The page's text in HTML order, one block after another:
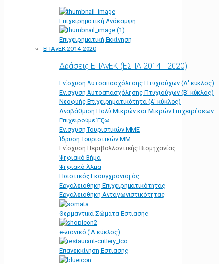
Επιχειρηματική Ανάκαμψη
Επιχειρηματική Εκκίνηση
ΕΠΑνΕΚ 2014-2020
Δράσεις ΕΠΑνΕΚ (ΕΣΠΑ 2014 - 2020)
Ενίσχυση Αυτοαπασχόλησης Πτυχιούχων (Α' κύκλος)
Ενίσχυση Αυτοαπασχόλησης Πτυχιούχων (Β' κύκλος)
Νεοφυής Επιχειρηματικότητα (Α' κύκλος)
Αναβάθμιση Πολύ Μικρών και Μικρών Επιχειρήσεων
Επιχειρούμε Έξω
Ενίσχυση Τουριστικών ΜΜΕ
Ίδρυση Τουριστικών ΜΜΕ
Ενίσχυση Περιβαλλοντικής Βιομηχανίας
Ψηφιακό Βήμα
Ψηφιακό Άλμα
Ποιοτικός Εκσυγχρονισμός
Εργαλειοθήκη Eπιχειρηματικότητας
Εργαλειοθήκη Ανταγωνιστικότητας
Θερμαντικά Σώματα Εστίασης
e-λιανικό ('Α κύκλος)
Επανεκκίνηση Εστίασης